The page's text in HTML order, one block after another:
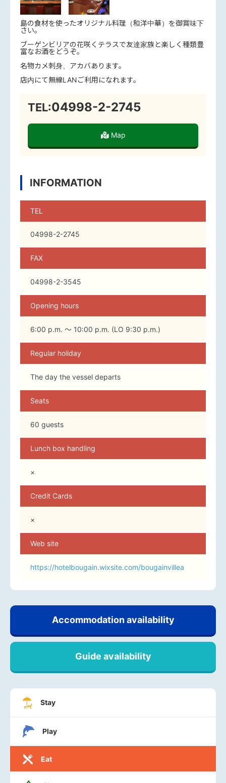
島の食材を使ったオリジナル料理（和洋中華）を御賞味下
さい。
ブーゲンビリアの花咲くテラスで友達家族と楽しく種類豊
富なお酒をどうぞ。
名物カメ刺身、アカバあります。
店内にて無線LANご利用になれます。
TEL:04998-2-2745
Map
INFORMATION
TEL
04998-2-2745
FAX
04998-2-3545
Opening hours
6:00 p.m. ～ 10:00 p.m. (LO 9:30 p.m.)
Regular holiday
The day the vessel departs
Seats
60 guests
Lunch box handling
×
Credit Cards
×
Web site
https://hotelbougain.wixsite.com/bougainvillea
Accommodation availability
Guide availability
Stay
Play
Eat